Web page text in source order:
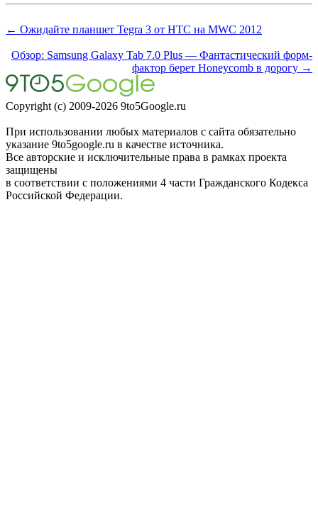
← Ожидайте планшет Tegra 3 от HTC на MWC 2012
Обзор: Samsung Galaxy Tab 7.0 Plus — Фантастический форм-
фактор берет Honeycomb в дорогу →
Copyright (c) 2009-2026 9to5Google.ru
При использовании любых материалов с сайта обязательно
указание 9to5google.ru в качестве источника.
Все авторские и исключительные права в рамках проекта
защищены
в соответствии с положениями 4 части Гражданского Кодекса
Российской Федерации.